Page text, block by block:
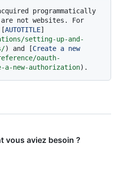
programmatically
not websites. For
[AUTOTITLE]
setting-up-and-
) and [Create a new
oauth-
a-new-authorization
vous aviez besoin ?